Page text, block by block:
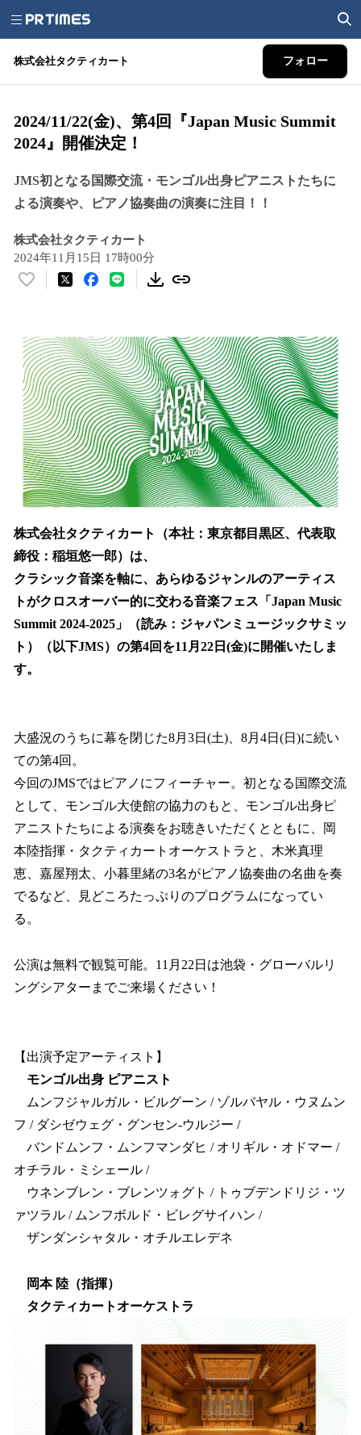
株式会社タクティカート フォロー
2024/11/22(金)、第4回『Japan Music Summit
2024』開催決定！
JMS初となる国際交流・モンゴル出身ピアニストたちに
よる演奏や、ピアノ協奏曲の演奏に注目！！
株式会社タクティカート
2024年11月15日 17時00分
い
！
数
を
読
み
込
み
中
で
す
株式会社タクティカート（本社：東京都目黒区、代表取
締役：稲垣悠一郎）は、
クラシック音楽を軸に、あらゆるジャンルのアーティス
トがクロスオーバー的に交わる音楽フェス「Japan Music
Summit 2024-2025」（読み：ジャパンミュージックサミッ
ト）（以下JMS）の第4回を11月22日(金)に開催いたしま
す。
大盛況のうちに幕を閉じた8月3日(土)、8月4日(日)に続い
ての第4回。
今回のJMSではピアノにフィーチャー。初となる国際交流
として、モンゴル大使館の協力のもと、モンゴル出身ピ
アニストたちによる演奏をお聴きいただくとともに、岡
本陸指揮・タクティカートオーケストラと、木米真理
恵、嘉屋翔太、小暮里緒の3名がピアノ協奏曲の名曲を奏
でるなど、見どころたっぷりのプログラムになってい
る。
公演は無料で観覧可能。11月22日は池袋・グローバルリ
ングシアターまでご来場ください！
【出演予定アーティスト】
モンゴル出身 ピアニスト
ムンフジャルガル・ビルグーン / ゾルバヤル・ウヌムン
フ / ダシゼウェグ・グンセン-ウルジー /
バンドムンフ・ムンフマンダヒ / オリギル・オドマー /
オチラル・ミシェール /
ウネンブレン・ブレンツォグト / トゥブデンドリジ・ツ
ァツラル / ムンフボルド・ビレグサイハン /
ザンダンシャタル・オチルエレデネ
岡本 陸（指揮）
タクティカートオーケストラ